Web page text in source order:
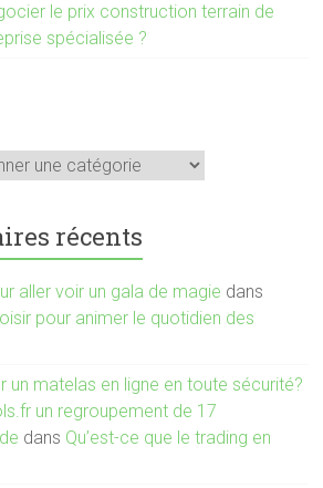
le prix construction terrain de
spécialisée ?
récents
aller voir un gala de magie dans
pour animer le quotidien des
un matelas en ligne en toute sécurité?
un regroupement de 17
dans Qu’est-ce que le trading en